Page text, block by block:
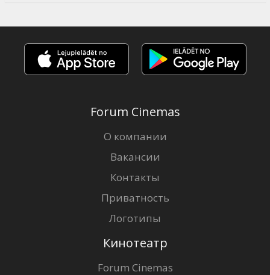
Forum Cinemas
О компании
Вакансии
Контакты
Приватность
Логотипы
Кинотеатр
Forum Cinemas